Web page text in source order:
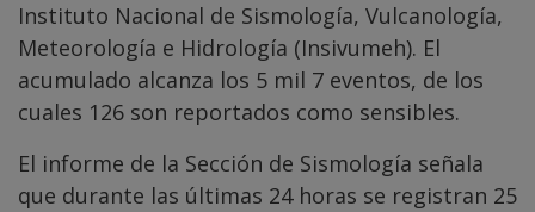
Instituto Nacional de Sismología, Vulcanología,
Meteorología e Hidrología (Insivumeh). El
acumulado alcanza los 5 mil 7 eventos, de los
cuales 126 son reportados como sensibles.
El informe de la Sección de Sismología señala
que durante las últimas 24 horas se registran 25